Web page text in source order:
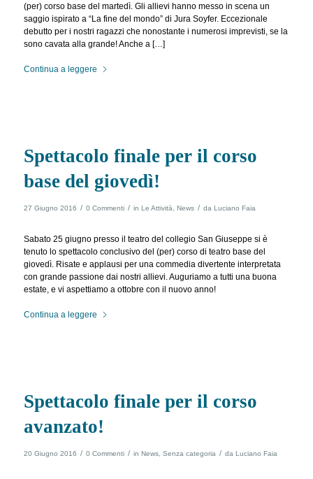
(per) corso base del martedì. Gli allievi hanno messo in scena un
saggio ispirato a “La fine del mondo” di Jura Soyfer. Eccezionale
debutto per i nostri ragazzi che nonostante i numerosi imprevisti, se la
sono cavata alla grande! Anche a […]
Continua a leggere
Spettacolo finale per il corso
base del giovedì!
27 Giugno 2016 / 0 Commenti / in Le Attività News / da Luciano Faia
Sabato 25 giugno presso il teatro del collegio San Giuseppe si è
tenuto lo spettacolo conclusivo del (per) corso di teatro base del
giovedì. Risate e applausi per una commedia divertente interpretata
con grande passione dai nostri allievi. Auguriamo a tutti una buona
estate, e vi aspettiamo a ottobre con il nuovo anno!
Continua a leggere
Spettacolo finale per il corso
avanzato!
20 Giugno 2016 / 0 Commenti / in News, Senza categoria / da Luciano Faia